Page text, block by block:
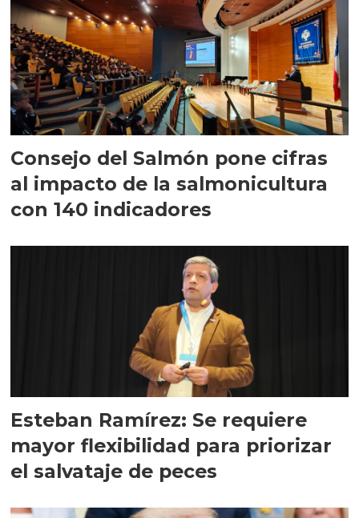
Consejo del Salmón pone cifras
al impacto de la salmonicultura
con 140 indicadores
Esteban Ramírez: Se requiere
mayor flexibilidad para priorizar
el salvataje de peces